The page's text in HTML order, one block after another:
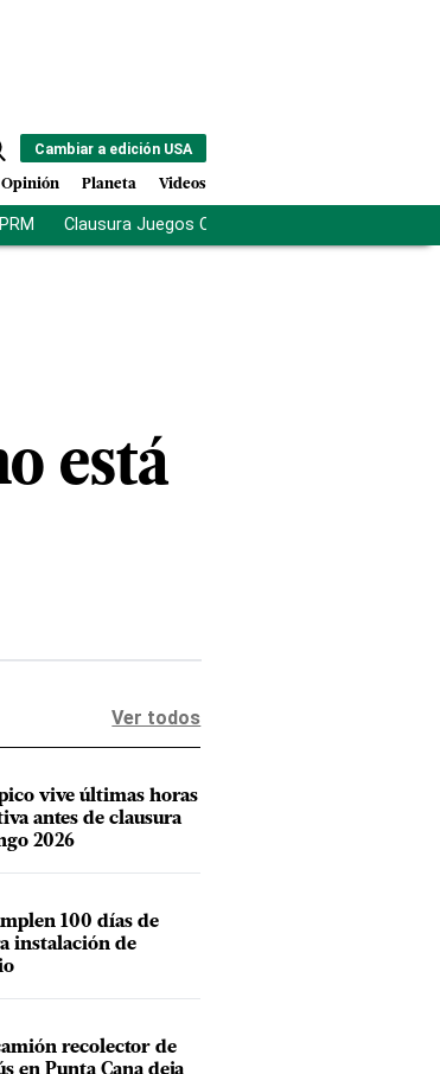
Cambiar a edición USA
Opinión Planeta Videos
PRM Clausura Juegos Centroamericanos
está
Ver todos
vive últimas horas
antes de clausura
2026
100 días de
instalación de
recolector de
en Punta Cana deja